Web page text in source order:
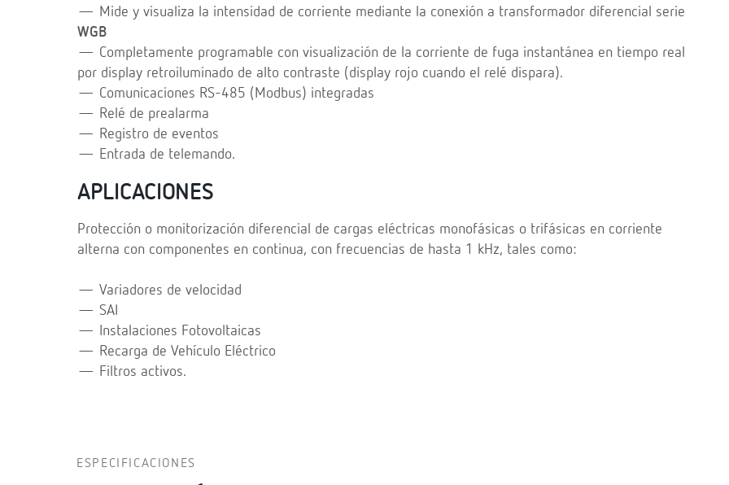
— Mide y visualiza la intensidad de corriente mediante la conexión a transformador diferencial serie
WGB
— Completamente programable con visualización de la corriente de fuga instantánea en tiempo real
por display retroiluminado de alto contraste (display rojo cuando el relé dispara).
— Comunicaciones RS-485 (Modbus) integradas
— Relé de prealarma
— Registro de eventos
— Entrada de telemando.
APLICACIONES
Protección o monitorización diferencial de cargas eléctricas monofásicas o trifásicas en corriente
alterna con componentes en continua, con frecuencias de hasta 1 kHz, tales como:
— Variadores de velocidad
— SAI
— Instalaciones Fotovoltaicas
— Recarga de Vehículo Eléctrico
— Filtros activos.
ESPECIFICACIONES